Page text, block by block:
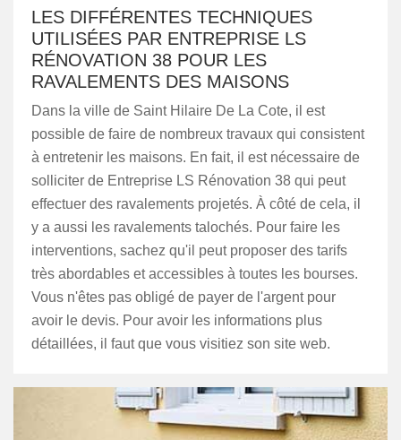
LES DIFFÉRENTES TECHNIQUES
UTILISÉES PAR ENTREPRISE LS
RÉNOVATION 38 POUR LES
RAVALEMENTS DES MAISONS
Dans la ville de Saint Hilaire De La Cote, il est
possible de faire de nombreux travaux qui consistent
à entretenir les maisons. En fait, il est nécessaire de
solliciter de Entreprise LS Rénovation 38 qui peut
effectuer des ravalements projetés. À côté de cela, il
y a aussi les ravalements talochés. Pour faire les
interventions, sachez qu'il peut proposer des tarifs
très abordables et accessibles à toutes les bourses.
Vous n'êtes pas obligé de payer de l'argent pour
avoir le devis. Pour avoir les informations plus
détaillées, il faut que vous visitiez son site web.